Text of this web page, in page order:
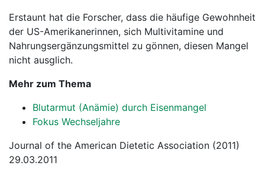
Erstaunt hat die Forscher, dass die häufige Gewohnheit
der US-Amerikanerinnen, sich Multivitamine und
Nahrungsergänzungsmittel zu gönnen, diesen Mangel
nicht ausglich.
Mehr zum Thema
Blutarmut (Anämie) durch Eisenmangel
Fokus Wechseljahre
Journal of the American Dietetic Association (2011)
29.03.2011